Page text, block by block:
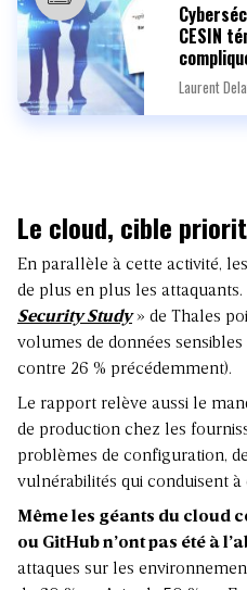
CESIN
Laurent
Le cloud, cible
En parallèle à cette activité,
de plus en plus les
Security Study» de Thales
volumes de données
contre 26 % précédemment).
Le rapport relève aussi le
de production chez les
problèmes de configuration,
vulnérabilités qui conduisent à
Même les géants du cloud
ou GitHub n’ont pas été à
attaques sur les